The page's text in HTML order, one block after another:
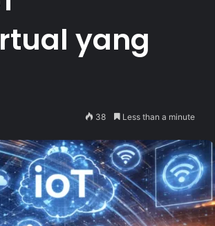
yang
38 Less than a minute